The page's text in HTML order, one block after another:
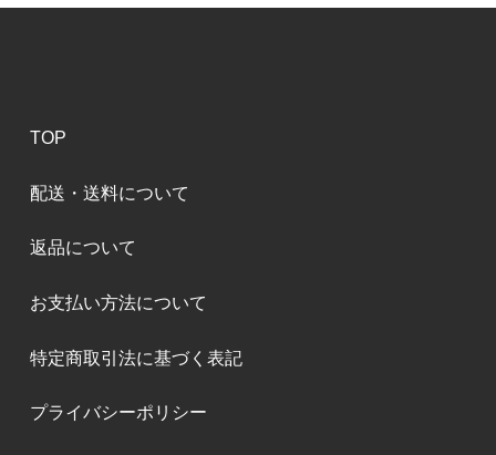
TOP
配送・送料について
返品について
お支払い方法について
特定商取引法に基づく表記
プライバシーポリシー